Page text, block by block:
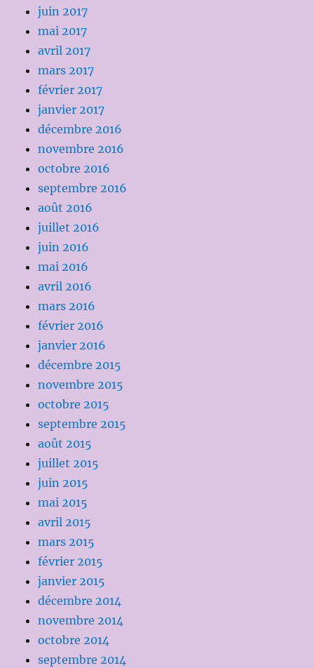
juin 2017
mai 2017
avril 2017
mars 2017
février 2017
janvier 2017
décembre 2016
novembre 2016
octobre 2016
septembre 2016
août 2016
juillet 2016
juin 2016
mai 2016
avril 2016
mars 2016
février 2016
janvier 2016
décembre 2015
novembre 2015
octobre 2015
septembre 2015
août 2015
juillet 2015
juin 2015
mai 2015
avril 2015
mars 2015
février 2015
janvier 2015
décembre 2014
novembre 2014
octobre 2014
septembre 2014